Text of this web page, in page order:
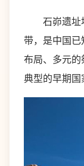
石峁遗址地
带，是中国
布局、多元
典型的早期国